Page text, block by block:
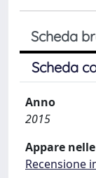
Scheda
Scheda
Anno
2015
Appare
Recensione